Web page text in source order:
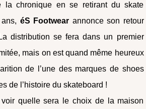
la chronique en se retirant du skate
éS Footwear annonce son retour
distribution se fera dans un premier
mais on est quand même heureux
de l’une des marques de shoes
de l’histoire du skateboard !
quelle sera le choix de la maison